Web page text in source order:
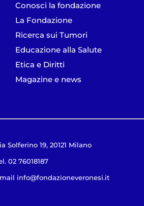
Conosci la fondazione
La Fondazione
Ricerca sui Tumori
Educazione alla Salute
Etica e Diritti
Magazine e news
Solferino 19, 20121 Milano
02 76018187
info@fondazioneveronesi.it